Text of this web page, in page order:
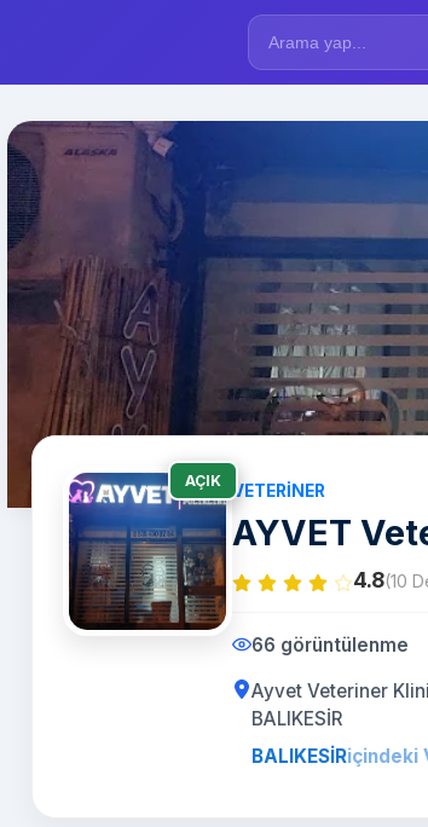
AÇIK
VETERINER
AYVET
4.8(10
66 görüntülenme
Ayvet Veteriner
BALIKESİR
BALIKESİRiçindeki